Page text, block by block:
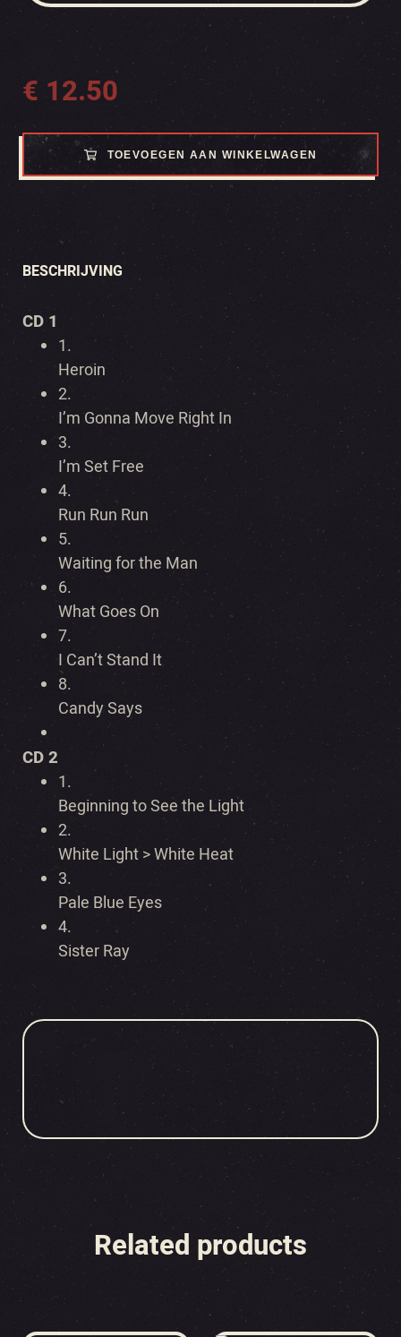
€ 12.50
TOEVOEGEN AAN WINKELWAGEN
BESCHRIJVING
CD 1
1.
Heroin
2.
I’m Gonna Move Right In
3.
I’m Set Free
4.
Run Run Run
5.
Waiting for the Man
6.
What Goes On
7.
I Can’t Stand It
8.
Candy Says
CD 2
1.
Beginning to See the Light
2.
White Light > White Heat
3.
Pale Blue Eyes
4.
Sister Ray
Related products